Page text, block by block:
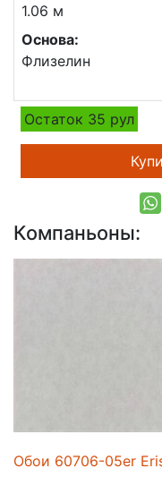
1.06 м
Основа:
Флизелин
Остаток 35 рул
Компаньоны:
rusОбои 60706-05er